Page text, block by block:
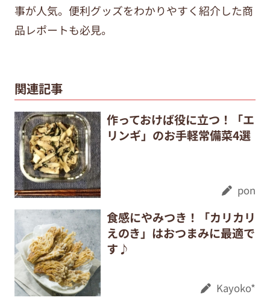
事が人気。便利グッズをわかりやすく紹介した商
品レポートも必見。
関連記事
作っておけば役に立つ！「エ
リンギ」のお手軽常備菜4選
pon
食感にやみつき！「カリカリ
えのき」はおつまみに最適で
す♪
Kayoko*